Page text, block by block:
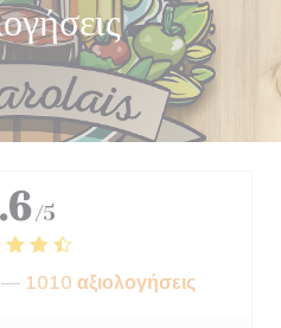
/5
— 1010 αξιολογήσεις